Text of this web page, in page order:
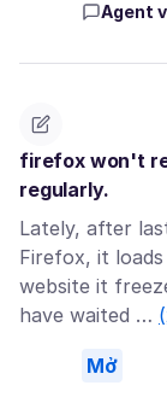
Agent
firefox won't
regularly.
Lately, after
Firefox, it
website it
have waited …
Mở